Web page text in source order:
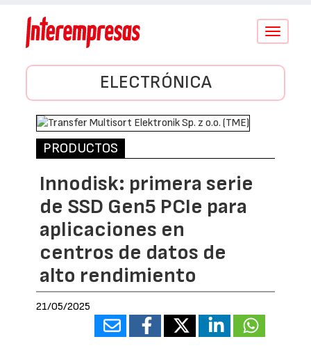
Conmutar
ELECTRÓNICA
PRODUCTOS
Innodisk: primera serie
de SSD Gen5 PCIe para
aplicaciones en
centros de datos de
alto rendimiento
21/05/2025